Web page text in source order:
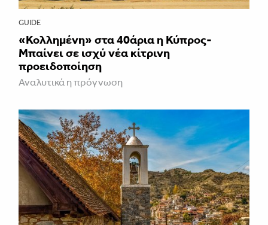
GUIDE
«Κολλημένη» στα 40άρια η Κύπρος-
Μπαίνει σε ισχύ νέα κίτρινη
προειδοποίηση
Αναλυτικά η πρόγνωση